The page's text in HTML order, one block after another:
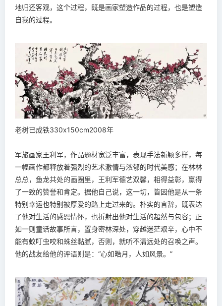
地归还客观，这个过程，既是画家塑造作品的过程，也是塑造
自我的过程。
老树已成铁330x150cm2008年
军旅画家王利军，作品题材宽泛丰富，表现手法新颖多样，每
一幅画作都释放着强烈的艺术激情与浓郁的时代美感；在林林
总总，鱼龙共处的画圈里，王利军德艺双馨，相得益彰，赢得
了一致的赞誉和肯定。据他自己说，这一切，皆因他是从一条
特别幸运也特别被厚爱的路上走过来的。朴实的言辞，既表达
了他对生活的感恩情怀，也折射出他对生活的超然与包容；正
如一则童话故事所言，置身密林深处，穿越迷茫艰辛，心中不
能有蚊叮虫咬和蛛丝黏腻，否则，就听不清远处的召唤之声。
他的战友给他的评语则是：“心如皓月，人如风景。”